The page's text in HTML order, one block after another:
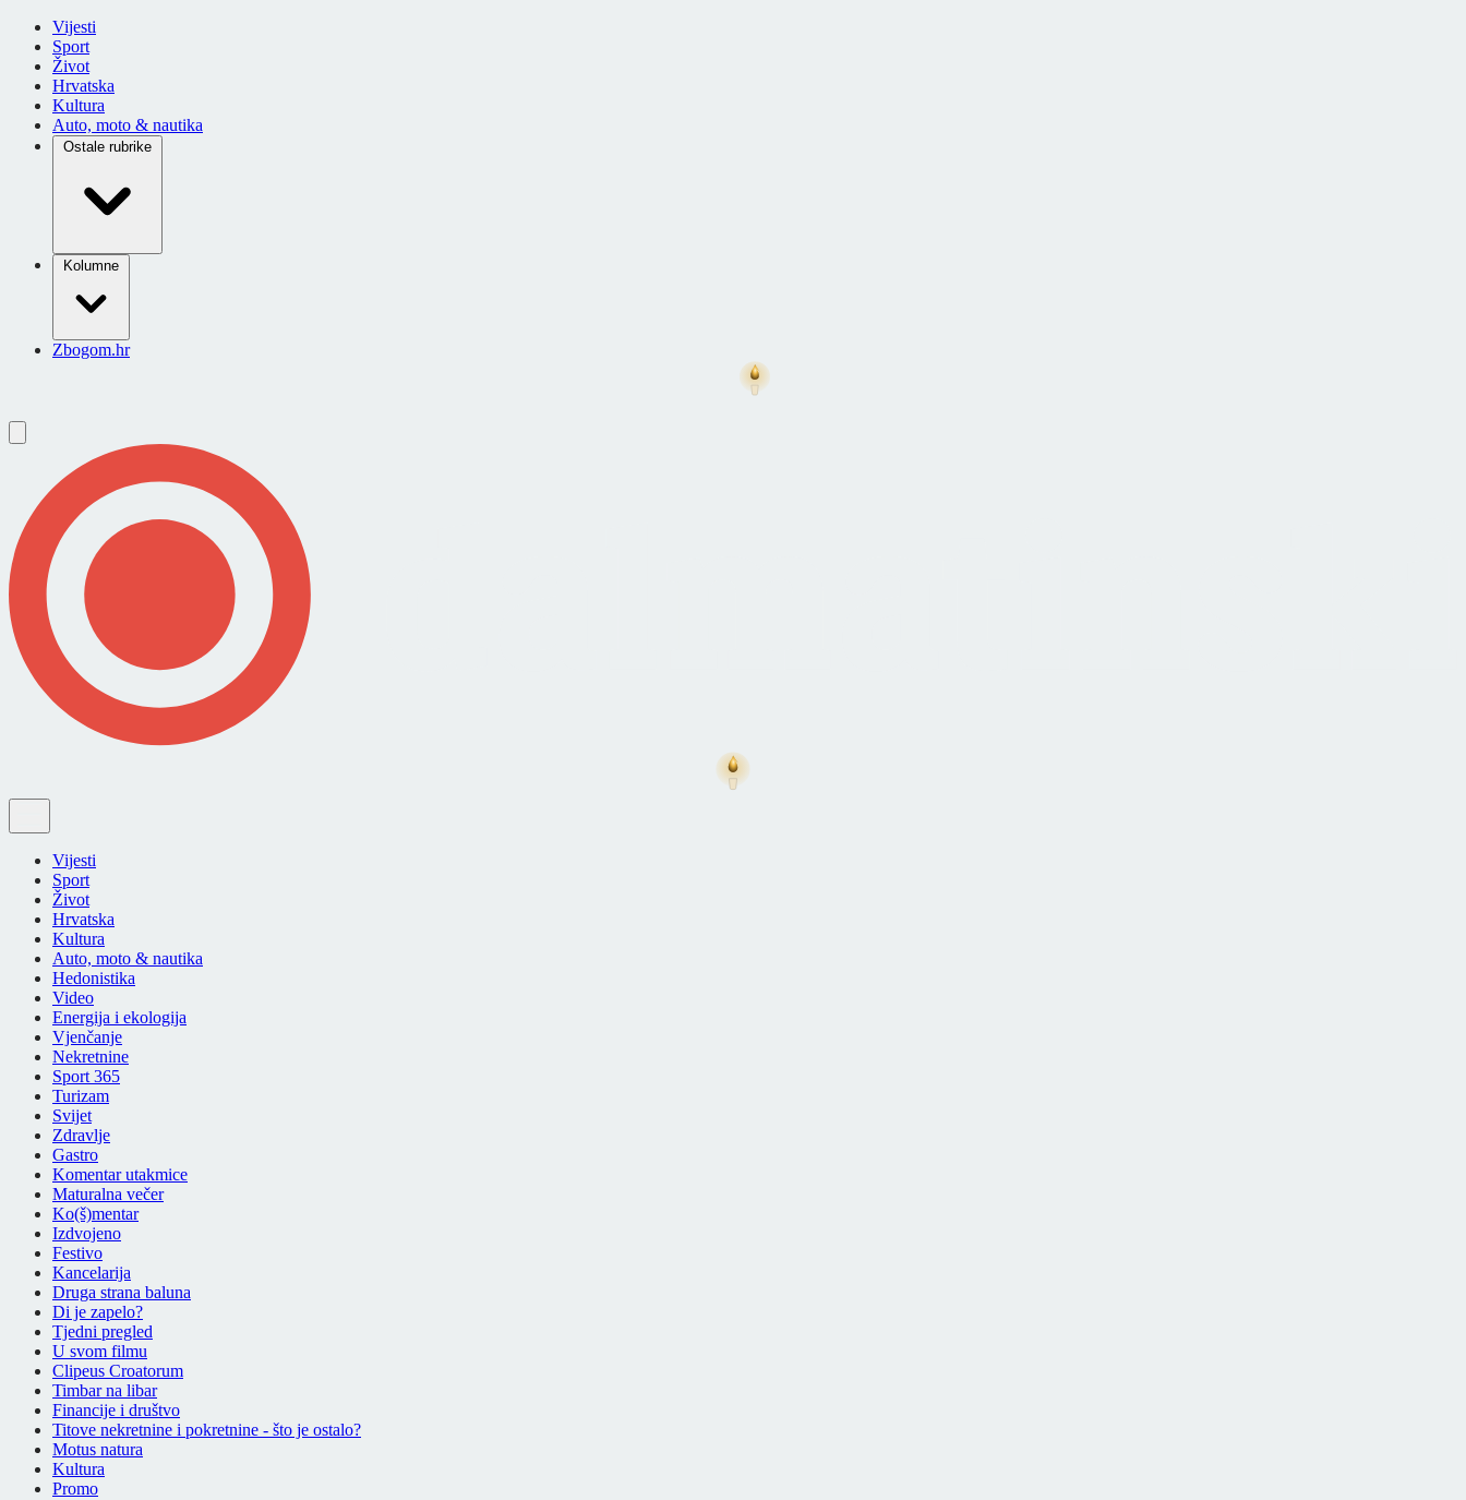
Vijesti
Sport
Život
Hrvatska
Kultura
Auto, moto & nautika
Ostale rubrike
Kolumne
Zbogom.hr
Vijesti
Sport
Život
Hrvatska
Kultura
Auto, moto & nautika
Hedonistika
Video
Energija i ekologija
Vjenčanje
Nekretnine
Sport 365
Turizam
Svijet
Zdravlje
Gastro
Komentar utakmice
Maturalna večer
Ko(š)mentar
Izdvojeno
Festivo
Kancelarija
Druga strana baluna
Di je zapelo?
Tjedni pregled
U svom filmu
Clipeus Croatorum
Timbar na libar
Financije i društvo
Titove nekretnine i pokretnine - što je ostalo?
Motus natura
Kultura
Promo